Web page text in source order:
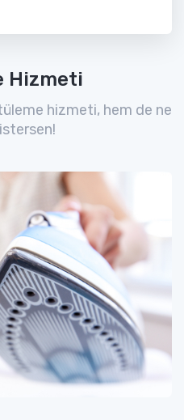
Hizmeti
hizmeti, hem de ne